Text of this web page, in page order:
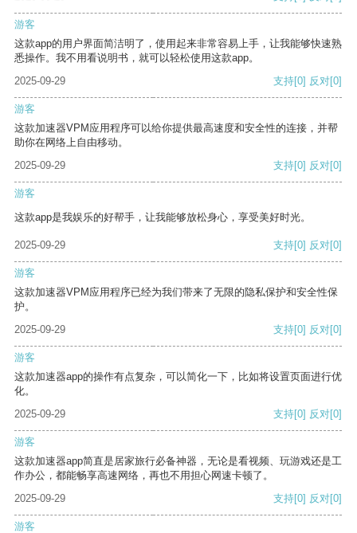
游客
这款app的用户界面简洁明了，使用起来非常容易上手，让我能够快速熟
悉操作。我不用看说明书，就可以轻松使用这款app。
2025-09-29
支持[0] 反对[0]
游客
这款加速器VPM应用程序可以给你提供最高速度和安全性的连接，并帮
助你在网络上自由移动。
2025-09-29
支持[0] 反对[0]
游客
这款app是我娱乐的好帮手，让我能够放松身心，享受美好时光。
2025-09-29 支持[0] 反对[0]
游客
这款加速器VPM应用程序已经为我们带来了无限的隐私保护和安全性保
护。
2025-09-29
支持[0] 反对[0]
游客
这款加速器app的操作有点复杂，可以简化一下，比如将设置页面进行优
化。
2025-09-29
支持[0] 反对[0]
游客
这款加速器app简直是居家旅行必备神器，无论是看视频、玩游戏还是工
作办公，都能畅享高速网络，再也不用担心网速卡顿了。
2025-09-29
支持[0] 反对[0]
游客